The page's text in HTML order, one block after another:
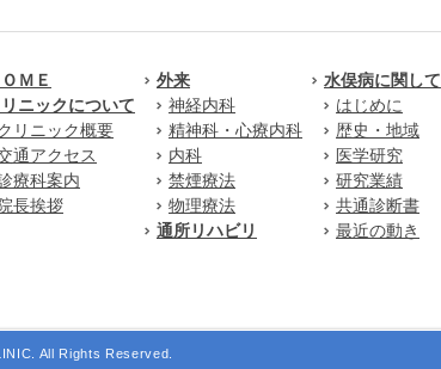
ＭＥ
ニックについて
リニック概要
通アクセス
療科案内
院長挨拶
外来
神経内科
精神科・心療内科
内科
禁煙療法
物理療法
通所リハビリ
水俣病に関して
はじめに
歴史・地域
医学研究
研究業績
共通診断書
最近の動き
All Rights Reserved.